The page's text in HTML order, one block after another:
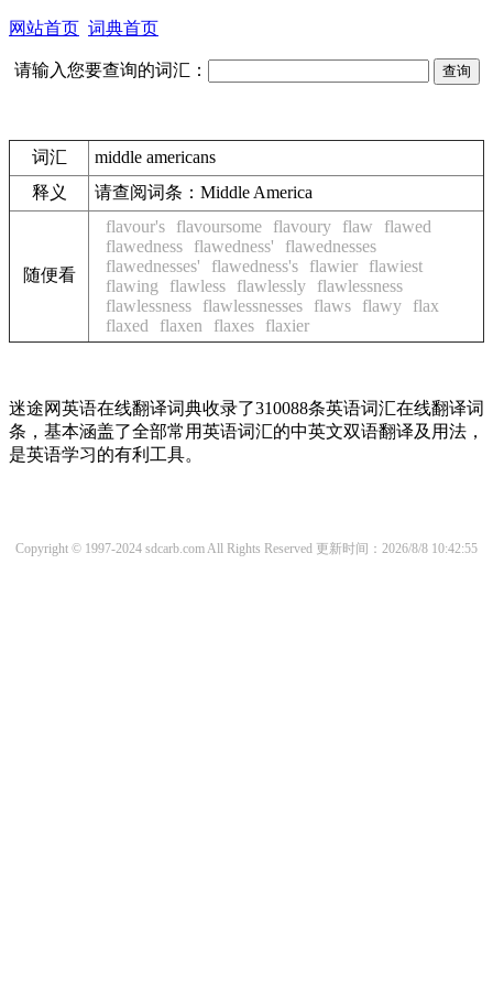
网站首页 词典首页
请输入您要查询的词汇：
词汇
middle americans
释义
请查阅词条： Middle America
随便看
flavour's flavoursome flavoury flaw
flawed
flawedness
flawedness'
flawednesses
flawednesses'
flawedness's flawier
flawiest
flawing
flawless flawlessly
flawlessness
flawlessness
flawlessnesses flaws flawy
flax
flaxed
flaxen flaxes flaxier
迷途网英语在线翻译词典收录了310088条英语词汇在线翻译词
条，基本涵盖了全部常用英语词汇的中英文双语翻译及用法，
是英语学习的有利工具。
Copyright © 1997-2024 sdcarb.com All Rights Reserved 更新时间：2026/8/8 10:42:55